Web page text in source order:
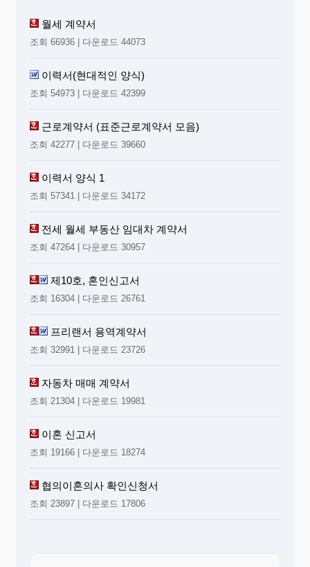
월세 계약서
조회 66936 | 다운로드 44073
이력서(현대적인 양식)
조회 54973 | 다운로드 42399
근로계약서 (표준근로계약서 모음)
조회 42277 | 다운로드 39660
이력서 양식 1
조회 57341 | 다운로드 34172
전세 월세 부동산 임대차 계약서
조회 47264 | 다운로드 30957
제10호, 혼인신고서
조회 16304 | 다운로드 26761
프리랜서 용역계약서
조회 32991 | 다운로드 23726
자동차 매매 계약서
조회 21304 | 다운로드 19981
이혼 신고서
조회 19166 | 다운로드 18274
협의이혼의사 확인신청서
조회 23897 | 다운로드 17806